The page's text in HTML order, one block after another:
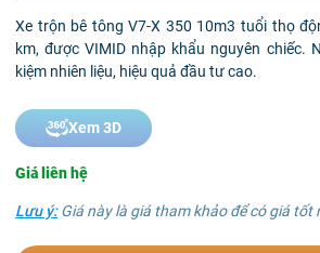
Xe trộn bê tông V7-X 350 10m3 tuổi thọ
km, được VIMID nhập khẩu nguyên chiếc.
kiệm nhiên liệu, hiệu quả đầu tư cao.
Xem 3D
Giá liên hệ
Lưu ý:Giá này là giá tham khảo để có giá tốt